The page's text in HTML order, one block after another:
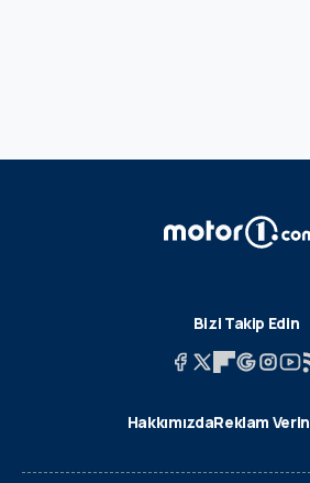
Bizi Takip Edin
HakkımızdaReklam Verin